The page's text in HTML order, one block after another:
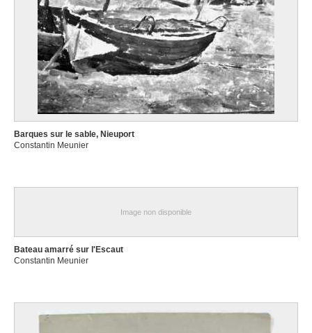
Barques sur le sable, Nieuport
Constantin Meunier
Image non disponible
Bateau amarré sur l'Escaut
Constantin Meunier